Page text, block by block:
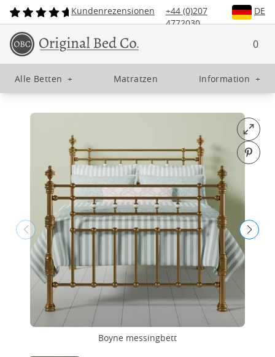
Kundenrezensionen
+44 (0)207
4772030
DE
0
Alle Betten + Matratzen Information +
Open
Pin
Boyne messingbett